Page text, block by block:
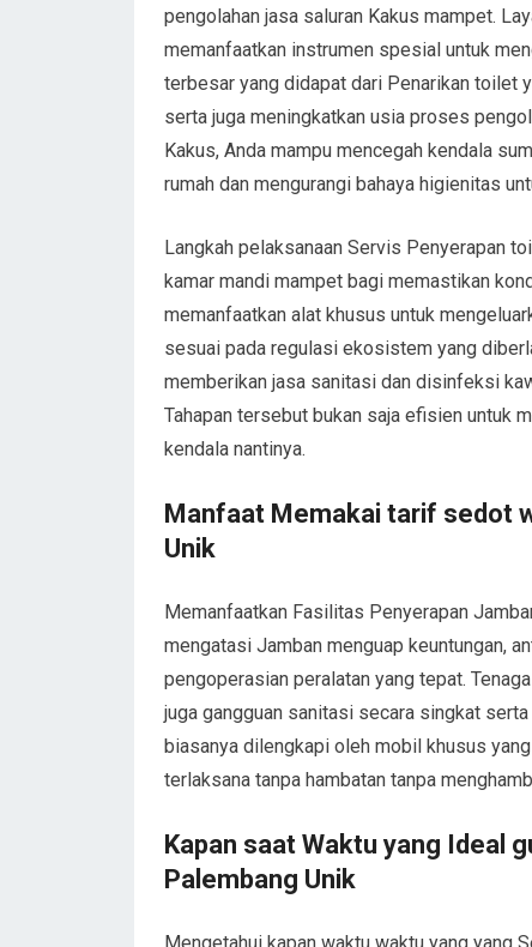
pengolahan jasa saluran Kakus mampet.
memanfaatkan instrumen spesial untuk
terbesar yang didapat dari Penarikan toilet
serta juga meningkatkan usia proses
Kakus, Anda mampu mencegah kendala
rumah dan mengurangi bahaya higienitas
Langkah pelaksanaan Servis Penyerapan
kamar mandi mampet bagi memastikan
memanfaatkan alat khusus untuk
sesuai pada regulasi ekosistem yang
memberikan jasa sanitasi dan disinfeksi
Tahapan tersebut bukan saja efisien untuk
kendala nantinya.
Manfaat Memakai tarif sedot
Unik
Memanfaatkan Fasilitas Penyerapan
mengatasi Jamban menguap keuntungan,
pengoperasian peralatan yang tepat.
juga gangguan sanitasi secara singkat
biasanya dilengkapi oleh mobil khusus
terlaksana tanpa hambatan tanpa
Kapan saat Waktu yang Ideal
Palembang Unik